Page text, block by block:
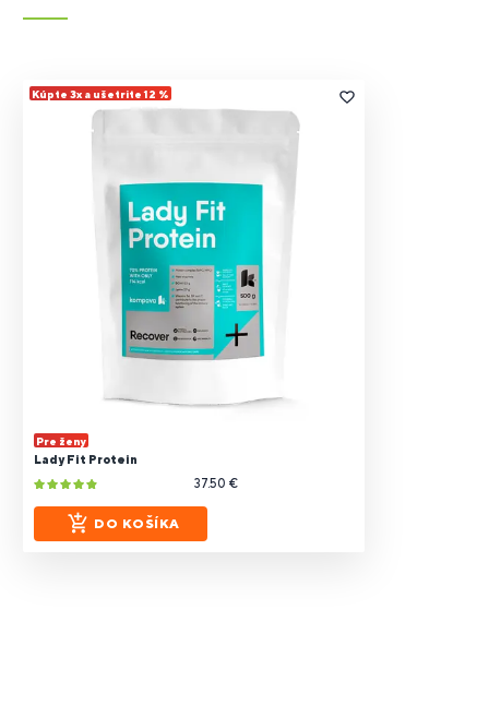
Kúpte 3x a ušetrite 12 %
Pre ženy
Lady Fit Protein
37.50 €
DO KOŠÍKA